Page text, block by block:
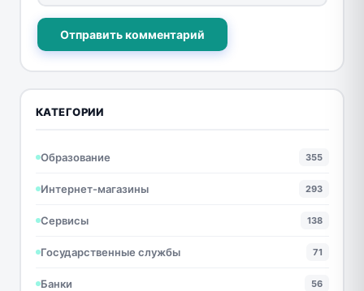
Отправить комментарий
КАТЕГОРИИ
Образование 355
Интернет-магазины 293
Сервисы 138
Государственные службы 71
Банки 56